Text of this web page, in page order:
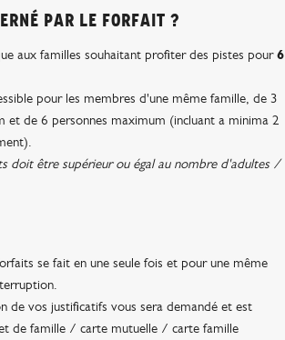
PAR LE FORFAIT ?
aux familles souhaitant profiter des pistes pour6
pour les membres d'une même famille, de 3
et de 6 personnes maximum (incluant a minima 2
doit être supérieur ou égal au nombre d'adultes /
se fait en une seule fois et pour une même
de vos justificatifs vous sera demandé et est
de famille / carte mutuelle / carte famille